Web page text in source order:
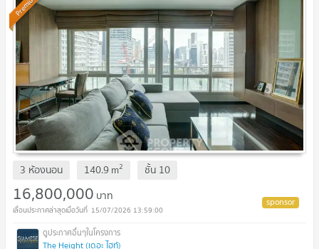
3 ห้องนอน 140.9 m2 ชั้น 10
16,800,000 บาท
15/07/2026 13:59:00
The Height (เดอะ ไฮท์)